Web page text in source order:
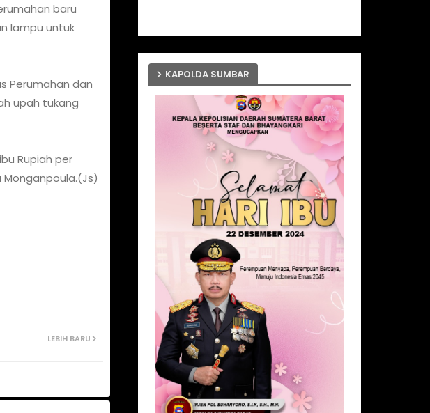
baru
lampu untuk
Perumahan dan
upah tukang
Rupiah per
Monganpoula.(Js)
LEBIH BARU
KAPOLDA SUMBAR